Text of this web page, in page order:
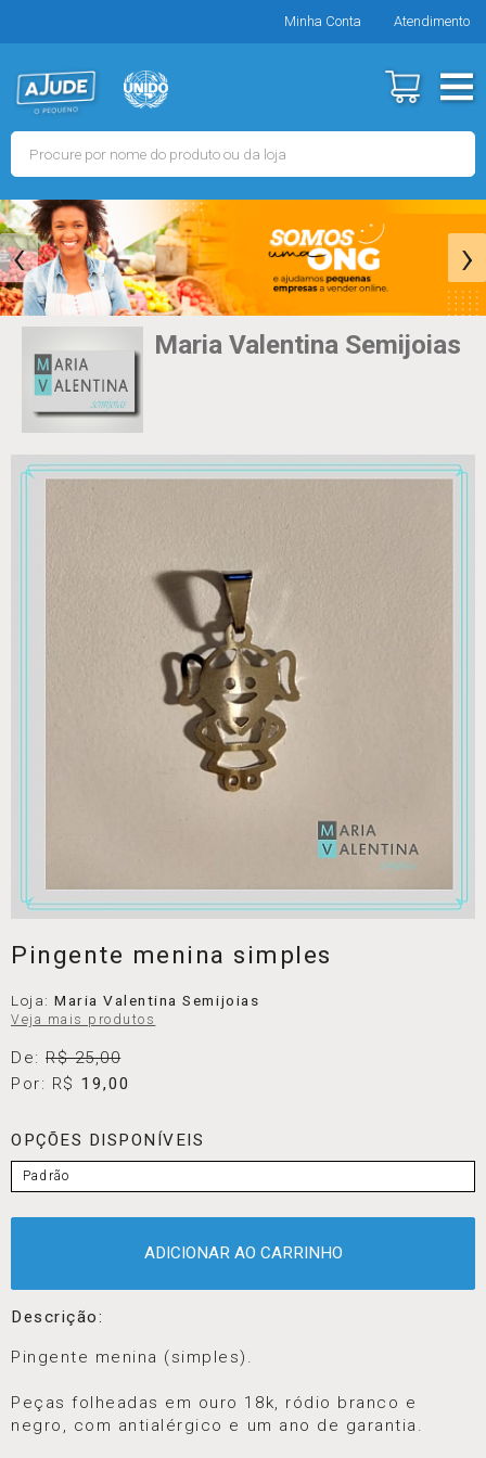
Minha Conta Atendimento
‹ ›
Maria Valentina Semijoias
Pingente menina simples
Loja:Maria Valentina Semijoias
Veja mais produtos
De:R$ 25,00
Por: R$ 19,00
OPÇÕES DISPONÍVEIS
Padrão
ADICIONAR AO CARRINHO
Descrição:
Pingente menina (simples).
Peças folheadas em ouro 18k, ródio branco e
negro, com antialérgico e um ano de garantia.